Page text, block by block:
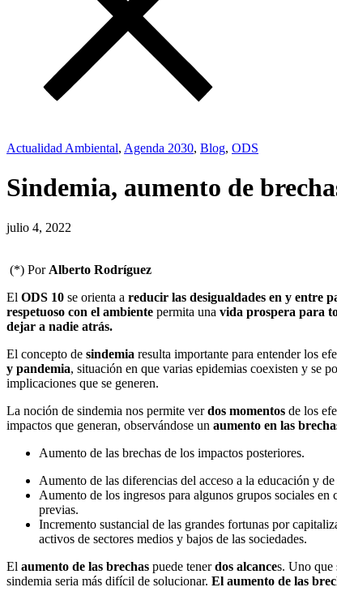
Actualidad Ambiental, Agenda 2030, Blog, ODS
Sindemia, aumento de
julio 4, 2022
(*) Por Alberto Rodríguez
El ODS 10 se orienta a reducir las desigualdades en y entre
respetuoso con el ambiente permita una vida prospera para
dejar a nadie atrás.
El concepto de sindemia resulta importante para entender los
y pandemia, situación en que varias epidemias coexisten y se
implicaciones que se generen.
La noción de sindemia nos permite verdos momentos de los
impactos que generan, observándose un aumento en las
Aumento de las brechas de los impactos posteriores.
Aumento de las diferencias del acceso a la educación y
Aumento de los ingresos para algunos grupos sociales
previas.
Incremento sustancial de las grandes fortunas por
activos de sectores medios y bajos de las sociedades.
El aumento de las brechas puede tenerdos alcances. Uno que
sindemia seria más difícil de solucionar. El aumento de las